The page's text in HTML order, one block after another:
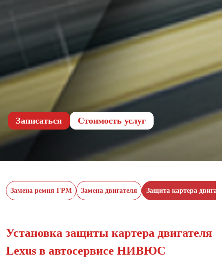
Записаться Cтоимость услуг
Замена ремня ГРМ Замена двигателя Защита картера
Установка защиты картера двигателя
Lexus в автосервисе НИВЮС